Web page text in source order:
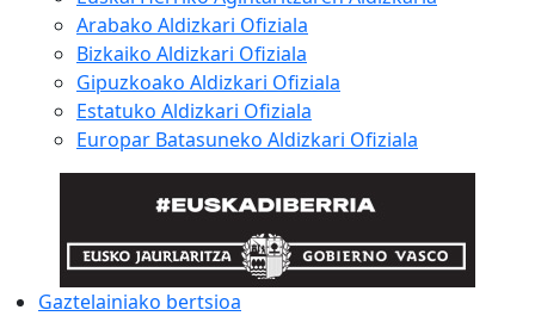
Arabako Aldizkari Ofiziala
Bizkaiko Aldizkari Ofiziala
Gipuzkoako Aldizkari Ofiziala
Estatuko Aldizkari Ofiziala
Europar Batasuneko Aldizkari Ofiziala
Gaztelainiako bertsioa